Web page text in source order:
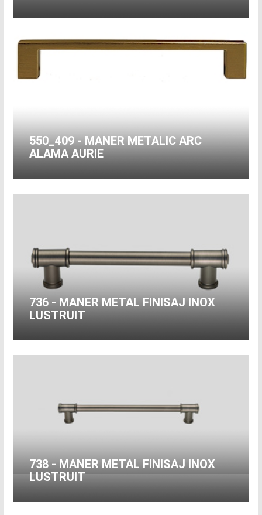
550_409 - MANER METALIC ARC
ALAMA AURIE
736 - MANER METAL FINISAJ INOX
LUSTRUIT
738 - MANER METAL FINISAJ INOX
LUSTRUIT